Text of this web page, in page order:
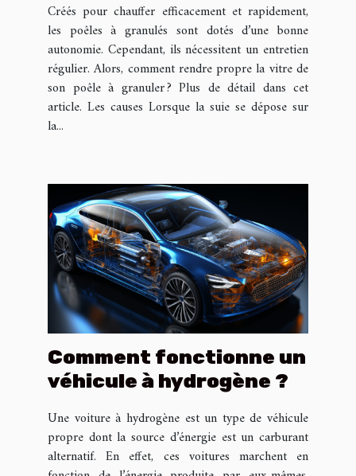
Créés pour chauffer efficacement et rapidement,
les poêles à granulés sont dotés d’une bonne
autonomie. Cependant, ils nécessitent un entretien
régulier. Alors, comment rendre propre la vitre de
son poêle à granuler ? Plus de détail dans cet
article. Les causes Lorsque la suie se dépose sur
la...
Comment fonctionne un
véhicule à hydrogène ?
Une voiture à hydrogène est un type de véhicule
propre dont la source d’énergie est un carburant
alternatif. En effet, ces voitures marchent en